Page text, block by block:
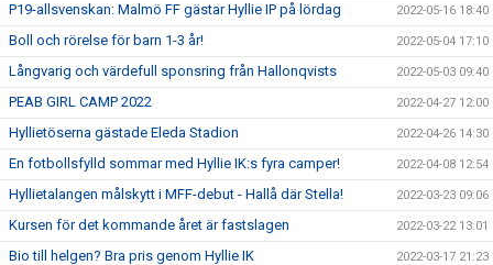
P19-allsvenskan: Malmö FF gästar Hyllie IP på lördag 2022-05-16 18:40
Boll och rörelse för barn 1-3 år! 2022-05-04 17:10
Långvarig och värdefull sponsring från Hallonqvists 2022-05-03 09:40
PEAB GIRL CAMP 2022 2022-04-27 12:00
Hyllietöserna gästade Eleda Stadion 2022-04-26 14:30
En fotbollsfylld sommar med Hyllie IK:s fyra camper! 2022-04-08 12:54
Hyllietalangen målskytt i MFF-debut - Hallå där Stella! 2022-03-23 09:06
Kursen för det kommande året är fastslagen 2022-03-22 13:01
Bio till helgen? Bra pris genom Hyllie IK 2022-03-17 21:23